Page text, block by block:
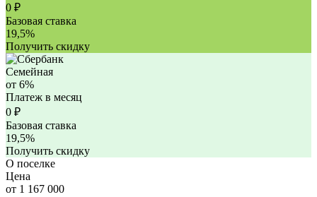
0 ₽
Базовая ставка
19,5%
Получить скидку
Семейная
от 6%
Платеж в месяц
0 ₽
Базовая ставка
19,5%
Получить скидку
О поселке
Цена
от 1 167 000